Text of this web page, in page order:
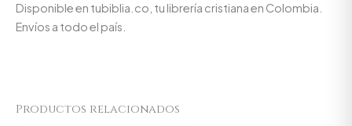
Disponible en tubiblia.co, tu librería cristiana en Colombia.
Envíos a todo el país.
Productos relacionados